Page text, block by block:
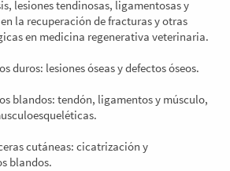
lesiones tendinosas, ligamentosas y
la recuperación de fracturas y otras
en medicina regenerativa veterinaria.
duros: lesiones óseas y defectos óseos.
blandos: tendón, ligamentos y músculo,
cutáneas: cicatrización y
blandos.